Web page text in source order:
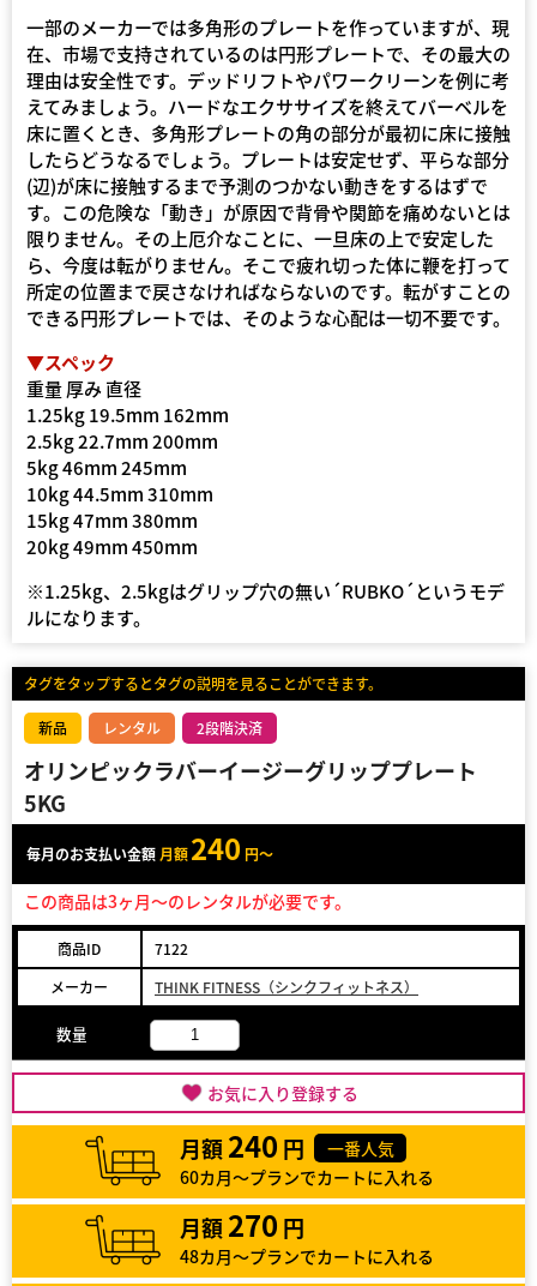
一部のメーカーでは多角形のプレートを作っていますが、現
在、市場で支持されているのは円形プレートで、その最大の
理由は安全性です。デッドリフトやパワークリーンを例に考
えてみましょう。ハードなエクササイズを終えてバーベルを
床に置くとき、多角形プレートの角の部分が最初に床に接触
したらどうなるでしょう。プレートは安定せず、平らな部分
(辺)が床に接触するまで予測のつかない動きをするはずで
す。この危険な「動き」が原因で背骨や関節を痛めないとは
限りません。その上厄介なことに、一旦床の上で安定した
ら、今度は転がりません。そこで疲れ切った体に鞭を打って
所定の位置まで戻さなければならないのです。転がすことの
できる円形プレートでは、そのような心配は一切不要です。
▼スペック
重量 厚み 直径
1.25kg 19.5mm 162mm
2.5kg 22.7mm 200mm
5kg 46mm 245mm
10kg 44.5mm 310mm
15kg 47mm 380mm
20kg 49mm 450mm
※1.25kg、2.5kgはグリップ穴の無い´RUBKO´というモデ
ルになります。
タグをタップするとタグの説明を見ることができます。
新品 レンタル 2段階決済
オリンピックラバーイージーグリッププレート
5KG
毎月のお支払い金額 月額240 円～
この商品は3ヶ月～のレンタルが必要です。
商品ID
7122
メーカー
THINK FITNESS（シンクフィットネス）
数量
お気に入り登録する
月額 240 円
一番人気
60カ月～プランでカートに入れる
月額 270 円
48カ月～プランでカートに入れる